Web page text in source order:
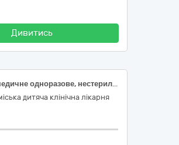
Дивитись
Простирадло медичне одноразове, нестерильне 0,8х100 м, спанбонд, щ. 20 г/м2, з перфорацією (код НК 024:2023: 47456 - Простирадло одноразового використання, код НК 031:2024: T0210: НЕХІРУРГІЧНІ ПРОСТИРАДЛА.), пов'язки для лікування ран: вид: гідрогелева, індивідуальне пакування, бактерицидна дія, стерильно, без перфорацій (код НК 024:2023: 47765 - Пов'язка на рану гідрогелева стерильна антибактеріальна, код НК 031:2024: M040405 - ГІДРОГЕЛЕВІ ПОВ'ЯЗКИ), пов'язка гідрогелева, універсальна, стерильна, (код НК 024:2023: 47765 - Пов'язка на рану гідрогелева стерильна антибактеріальна, код НК 031:2024: M040405 - ГІДРОГЕЛЕВІ ПОВ'ЯЗКИ)
дитяча клінічна лікарня